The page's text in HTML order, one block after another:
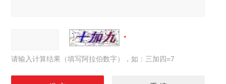
请输入计算结果（填写阿拉伯数字），如：三加四=7